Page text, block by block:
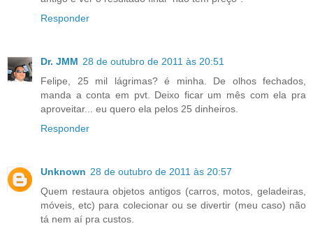
Responder
Dr. JMM 28 de outubro de 2011 às 20:51
Felipe, 25 mil lágrimas? é minha. De olhos fechados,
manda a conta em pvt. Deixo ficar um mês com ela pra
aproveitar... eu quero ela pelos 25 dinheiros.
Responder
Unknown 28 de outubro de 2011 às 20:57
Quem restaura objetos antigos (carros, motos, geladeiras,
móveis, etc) para colecionar ou se divertir (meu caso) não
tá nem aí pra custos.